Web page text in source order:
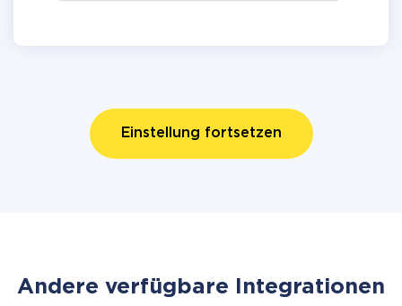
Einstellung fortsetzen
Andere verfügbare Integrationen